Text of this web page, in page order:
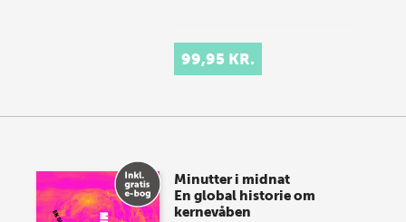
99,95 KR.
Minutter i midnat
En global historie om
kernevåben